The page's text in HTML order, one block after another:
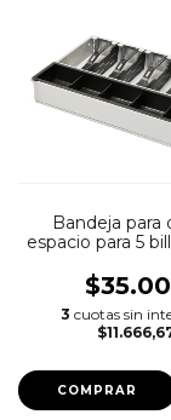
Bandeja para
espacio para 5
3 cuotas sin